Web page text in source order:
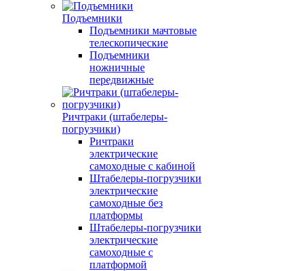
Подъемники
Подъемники мачтовые
телескопические
Подъемники
ножничные
передвижные
Ричтраки (штабелеры-
погрузчики)
Ричтраки
электрические
самоходные с кабиной
Штабелеры-погрузчики
электрические
самоходные без
платформы
Штабелеры-погрузчики
электрические
самоходные с
платформой